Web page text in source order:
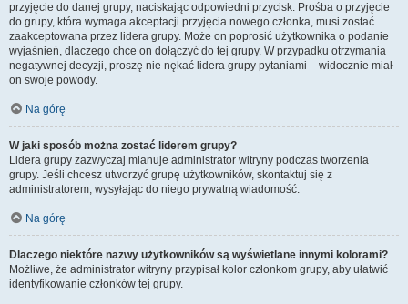
przyjęcie do danej grupy, naciskając odpowiedni przycisk. Prośba o przyjęcie
do grupy, która wymaga akceptacji przyjęcia nowego członka, musi zostać
zaakceptowana przez lidera grupy. Może on poprosić użytkownika o podanie
wyjaśnień, dlaczego chce on dołączyć do tej grupy. W przypadku otrzymania
negatywnej decyzji, proszę nie nękać lidera grupy pytaniami – widocznie miał
on swoje powody.
Na górę
W jaki sposób można zostać liderem grupy?
Lidera grupy zazwyczaj mianuje administrator witryny podczas tworzenia
grupy. Jeśli chcesz utworzyć grupę użytkowników, skontaktuj się z
administratorem, wysyłając do niego prywatną wiadomość.
Na górę
Dlaczego niektóre nazwy użytkowników są wyświetlane innymi kolorami?
Możliwe, że administrator witryny przypisał kolor członkom grupy, aby ułatwić
identyfikowanie członków tej grupy.